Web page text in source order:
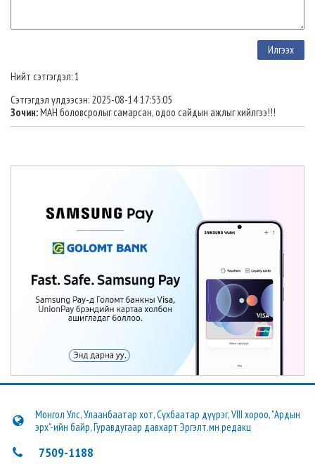
Нийт сэтгэгдэл: 1
Сэтгэгдэл үлдээсэн: 2025-08-14 17:53:05
Зочин:МАН боловсролыг самарсан, одоо сайдын ажлыг хийлгээ!!!
Монгол Улс, Улаанбаатар хот, Сүхбаатар дүүрэг, VIII хороо, "Ардын
эрх"-ийн байр, Гуравдугаар давхарт Эргэлт.мн редакц
7509-1188